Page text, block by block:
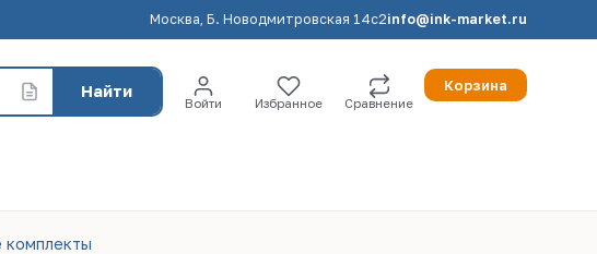
Москва, Б. Новодмитровская 14с2info@ink-market.ru
Найти
Войти Избранное Сравнение
Корзина
комплекты